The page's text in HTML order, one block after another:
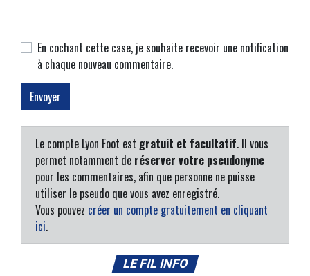
En cochant cette case, je souhaite recevoir une notification
à chaque nouveau commentaire.
Le compte Lyon Foot est gratuit et facultatif. Il vous
permet notamment de réserver votre pseudonyme
pour les commentaires, afin que personne ne puisse
utiliser le pseudo que vous avez enregistré.
Vous pouvez créer un compte gratuitement en cliquant
ici.
LE FIL INFO